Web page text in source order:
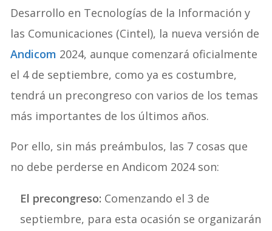
Desarrollo en Tecnologías de la Información y
las Comunicaciones (Cintel), la nueva versión de
Andicom 2024, aunque comenzará oficialmente
el 4 de septiembre, como ya es costumbre,
tendrá un precongreso con varios de los temas
más importantes de los últimos años.
Por ello, sin más preámbulos, las 7 cosas que
no debe perderse en Andicom 2024 son:
El precongreso: Comenzando el 3 de
septiembre, para esta ocasión se organizarán